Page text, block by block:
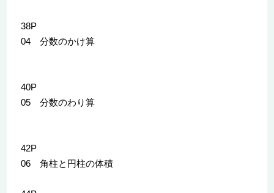
38P
04 分数のかけ算
40P
05 分数のわり算
42P
06 角柱と円柱の体積